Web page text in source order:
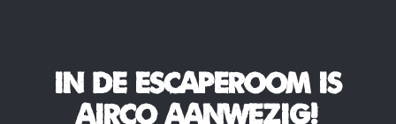
In de escaperoom is
AIRCO aanwezig!